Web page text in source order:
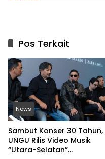
Pos Terkait
News
Sambut Konser 30 Tahun,
UNGU Rilis Video Musik
“Utara-Selatan”